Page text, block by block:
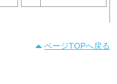
ページTOPへ戻る